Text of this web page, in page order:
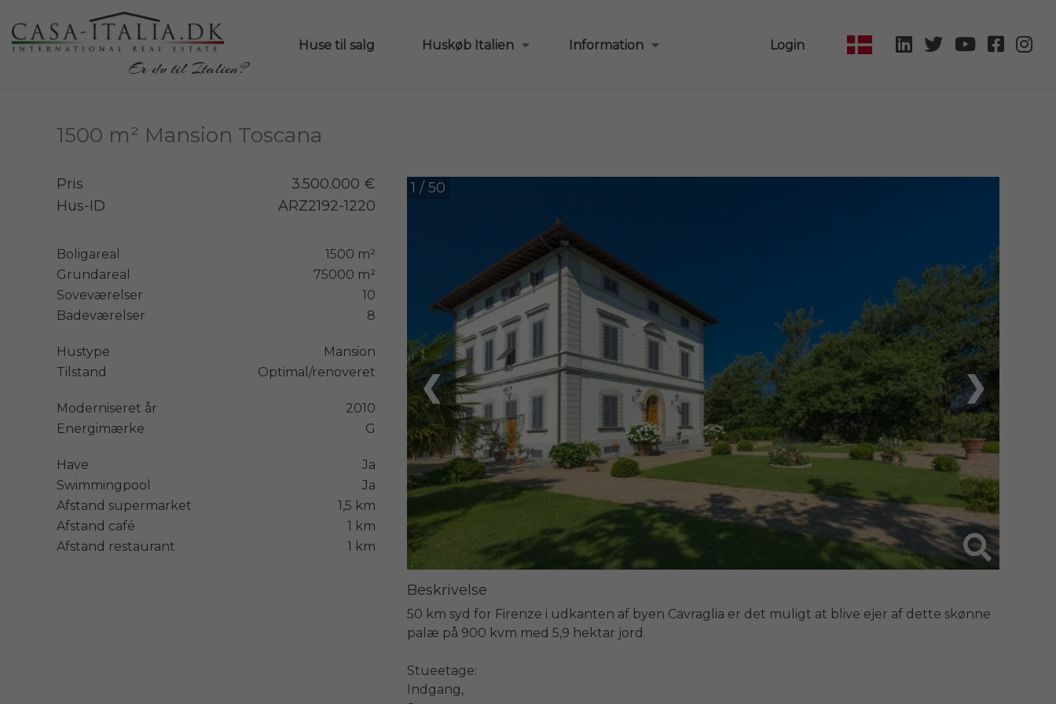
Er du til Italien?
Huse til salg Huskøb Italien Information Login
1500 m² Mansion Toscana
1 / 50
❮ ❯
Beskrivelse
50 km syd for Firenze i udkanten af byen Cavraglia er det muligt at blive ejer af dette skønne
palæ på 900 kvm med 5,9 hektar jord.
Stueetage:
Indgang,
Pris
3.500.000 €
Hus-ID
ARZ2192-1220
Boligareal
1500 m²
Grundareal
75000 m²
Soveværelser
10
Badeværelser
8
Hustype
Mansion
Tilstand
Optimal/renoveret
Moderniseret år
2010
Energimærke
G
Have
Ja
Swimmingpool
Ja
Afstand supermarket
1,5 km
Afstand café
1 km
Afstand restaurant
1 km